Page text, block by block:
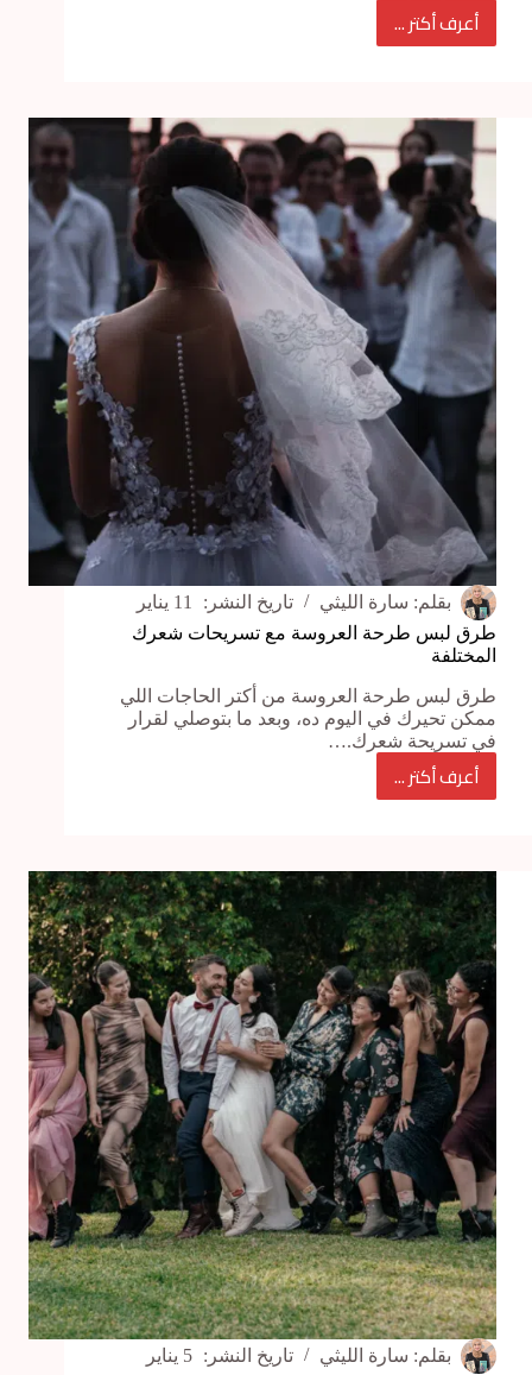
أعرف أكتر ...
أحذية
تقدر
تستمتع
بحركتها
في
فرحها
بقلم: سارة الليثي تاريخ النشر:
طرق لبس طرحة العروسة مع تسريحات شعرك
المختلفة
طرق لبس طرحة العروسة من أكتر الحاجات اللي
ممكن تحيرك في اليوم ده، وبعد ما بتوصلي لقرار
في تسريحة شعرك.…
أعرف أكتر ...
طرق
العروسة
مع
تسريحات
شعرك
المختلفة
بقلم: سارة الليثي تاريخ النشر: